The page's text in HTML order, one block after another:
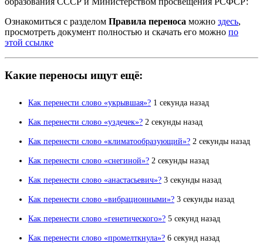
Ознакомиться с разделом Правила переноса можно здесь,
просмотреть документ полностью и скачать его можно по
этой ссылке
Какие переносы ищут ещё:
Как перенести слово «укрывшая»? 1 секунда назад
Как перенести слово «уздечек»? 2 секунды назад
Как перенести слово «климатообразующий»? 2 секунды назад
Как перенести слово «снегиной»? 2 секунды назад
Как перенести слово «анастасьевич»? 3 секунды назад
Как перенести слово «вибрационными»? 3 секунды назад
Как перенести слово «генетического»? 5 секунд назад
Как перенести слово «промелткнула»? 6 секунд назад